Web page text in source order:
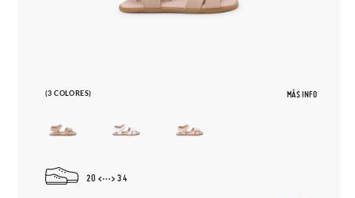
(3 COLORES) MÁS INFO
20 34